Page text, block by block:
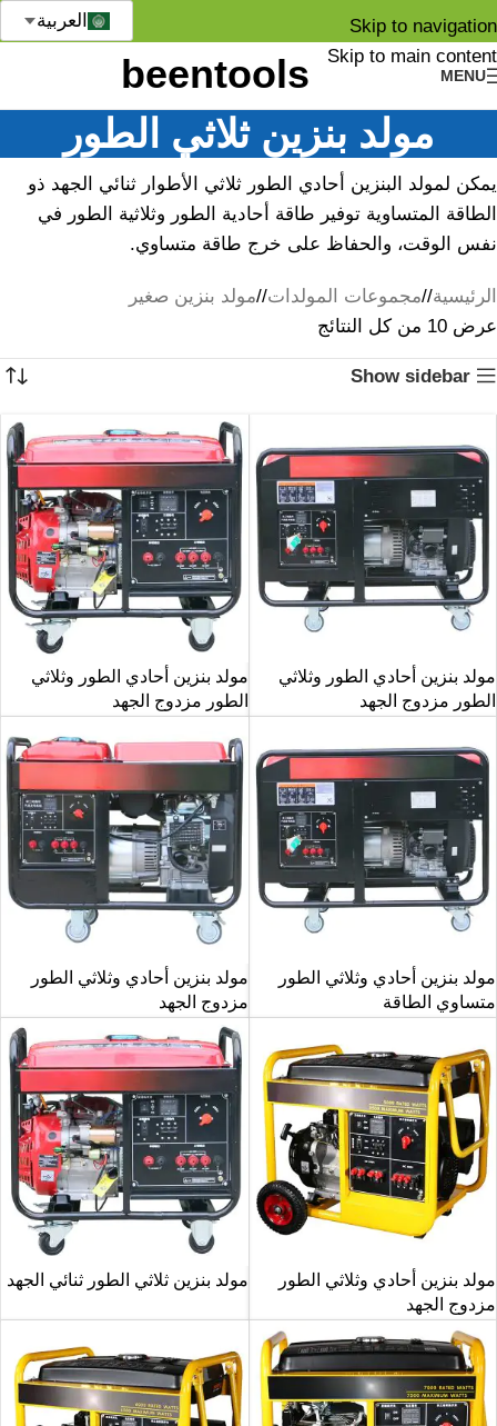
Skip to navigation
Skip to main content
MENU
العربية
مولد بنزين ثلاثي الطور
يمكن لمولد البنزين أحادي الطور ثلاثي الأطوار ثنائي الجهد ذو
الطاقة المتساوية توفير طاقة أحادية الطور وثلاثية الطور في
نفس الوقت، والحفاظ على خرج طاقة متساوي.
الرئيسية/ مجموعات المولدات/ مولد بنزين صغير
عرض ⁦10⁩ من كل النتائج
Show sidebar
مولد بنزين أحادي الطور وثلاثي
الطور مزدوج الجهد
مولد بنزين أحادي الطور وثلاثي
الطور مزدوج الجهد
مولد بنزين أحادي وثلاثي الطور
متساوي الطاقة
مولد بنزين أحادي وثلاثي الطور
مزدوج الجهد
مولد بنزين أحادي وثلاثي الطور
مزدوج الجهد
مولد بنزين ثلاثي الطور ثنائي الجهد